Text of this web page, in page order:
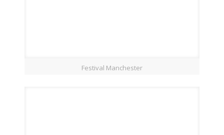
Festival Manchester